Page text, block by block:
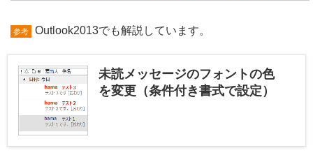
参考 Outlook2013でも解説しています。
未読メッセージのフォントの色
を変更（条件付き書式で設定）